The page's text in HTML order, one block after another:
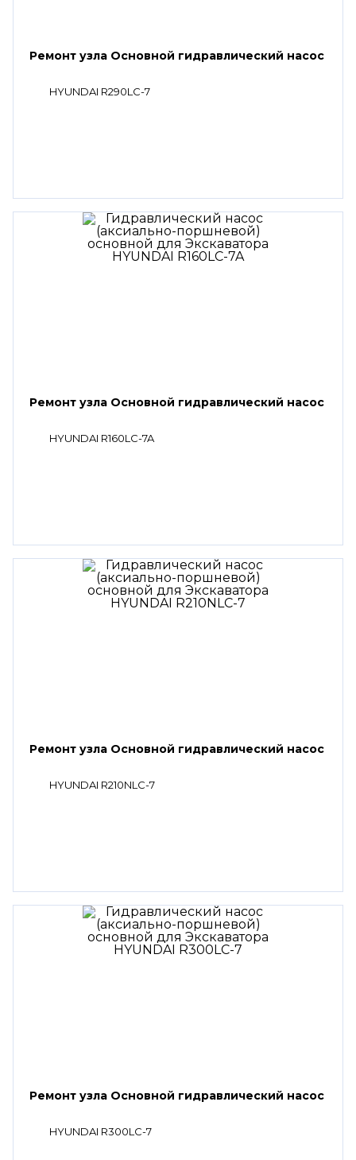
Ремонт узла Основной гидравлический насос
HYUNDAI R290LC-7
Ремонт узла Основной гидравлический насос
HYUNDAI R160LC-7A
Ремонт узла Основной гидравлический насос
HYUNDAI R210NLC-7
Ремонт узла Основной гидравлический насос
HYUNDAI R300LC-7